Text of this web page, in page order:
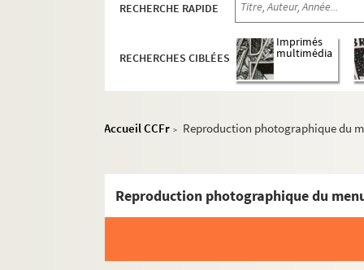
RECHERCHE RAPIDE
RECHERCHES CIBLÉES
Imprimés
multimédia
Accueil CCFr > Reproduction photographique du